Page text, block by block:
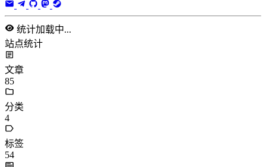
统计加载中...
站点统计
文章
85
分类
4
标签
54